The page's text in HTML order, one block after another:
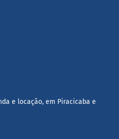
e locação, em Piracicaba e